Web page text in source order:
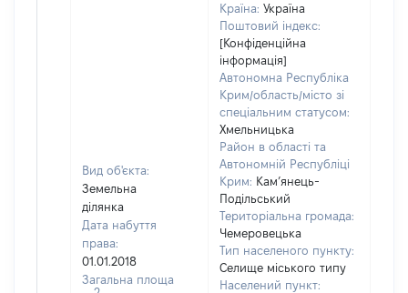
Вид об'єкта:
Земельна
ділянка
Дата набуття
права:
01.01.2018
Загальна площа
Країна: Україна
Поштовий індекс:
[Конфіденційна
інформація]
Автономна Республіка
Крим/область/місто зі
спеціальним статусом:
Хмельницька
Район в області та
Автономній Республіці
Крим: Кам’янець-
Подільський
Територіальна громада:
Чемеровецька
Тип населеного пункту:
Селище міського типу
Населений пункт: